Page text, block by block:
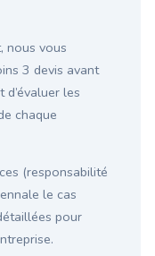
nous vous
3 devis avant
les
chaque
(responsabilité
le cas
pour